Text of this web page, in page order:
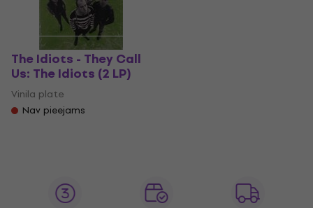
The Idiots - They Call
Us: The Idiots (2 LP)
Vinila plate
Nav pieejams